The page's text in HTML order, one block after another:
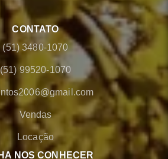
CONTATO
(51) 3480-1070
(51) 99520-1070
Vendas
Locação
NOS CONHECER